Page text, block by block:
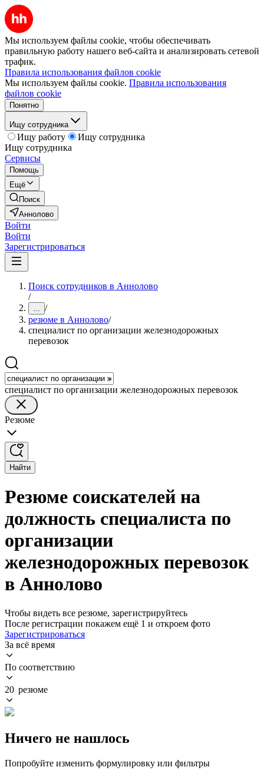
Мы используем файлы cookie, чтобы обеспечивать
правильную работу нашего веб-сайта и анализировать сетевой
трафик.
Правила использования файлов cookie
Мы используем файлы cookie. Правила использования
файлов cookie
Понятно
Ищу сотрудника
Ищу работу
Ищу сотрудника
Ищу сотрудника
Сервисы
Помощь
Ещё
Поиск
Аннолово
Войти
Войти
Зарегистрироваться
Поиск сотрудников в Аннолово
/
... /
резюме в Аннолово/
специалист по организации железнодорожных
перевозок
специалист по организации железнодорожных перевозок
Резюме
Найти
Резюме соискателей на
должность специалиста по
организации
железнодорожных перевозок
в Аннолово
Чтобы видеть все резюме, зарегистрируйтесь
После регистрации покажем ещё 1 и откроем фото
Зарегистрироваться
За всё время
По соответствию
20 резюме
Ничего не нашлось
Попробуйте изменить формулировку или фильтры